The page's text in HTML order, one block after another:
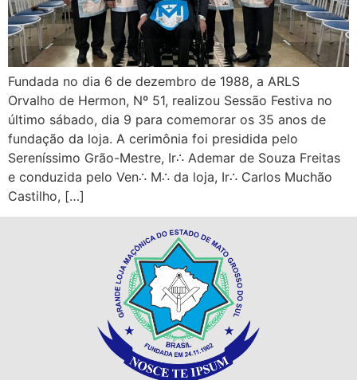
Fundada no dia 6 de dezembro de 1988, a ARLS
Orvalho de Hermon, Nº 51, realizou Sessão Festiva no
último sábado, dia 9 para comemorar os 35 anos de
fundação da loja. A cerimônia foi presidida pelo
Sereníssimo Grão-Mestre, Ir∴ Ademar de Souza Freitas
e conduzida pelo Ven∴ M∴ da loja, Ir∴ Carlos Muchão
Castilho, […]